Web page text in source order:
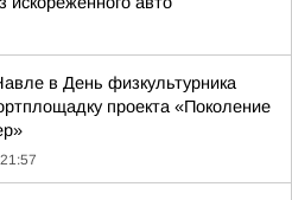
в День физкультурника
проекта «Поколение